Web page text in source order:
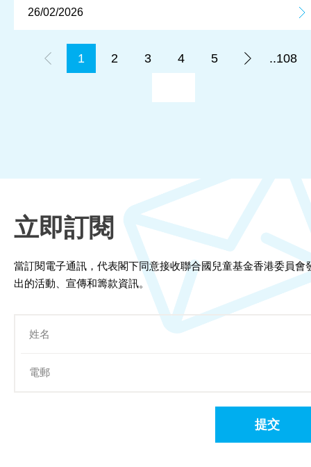
26/02/2026
1 2 3 4 5 ..108
立即訂閱
當訂閱電子通訊，代表閣下同意接收聯合國兒童基金香港委員會
出的活動、宣傳和籌款資訊。
提交